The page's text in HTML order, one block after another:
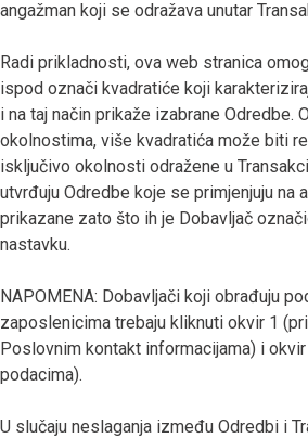
angažman koji se odražava unutar
Radi prikladnosti, ova web stranica
ispod označi kvadratiće koji
i na taj način prikaže izabrane Odredbe.
okolnostima, više kvadratića može biti
isključivo okolnosti odražene u
utvrđuju Odredbe koje se primjenjuju na
prikazane zato što ih je Dobavljač
nastavku.
NAPOMENA: Dobavljači koji obrađuju
zaposlenicima trebaju kliknuti okvir 1
Poslovnim kontakt informacijama) i
podacima).
U slučaju neslaganja između Odredbi i